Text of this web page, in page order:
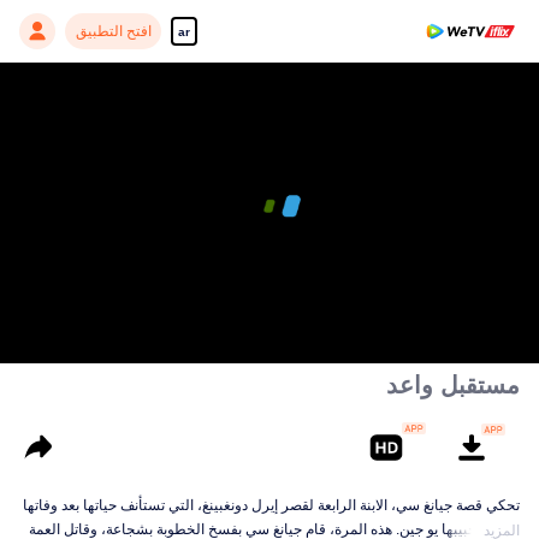
ar افتح التطبيق
مستقبل واعد
تحكي قصة جيانغ سي، الابنة الرابعة لقصر إيرل دونغبينغ، التي تستأنف حياتها بعد وفاتها
على يد حبيبها يو جين. هذه المرة، قام جيانغ سي بفسخ الخطوبة بشجاعة، وقاتل العمة
المزيد